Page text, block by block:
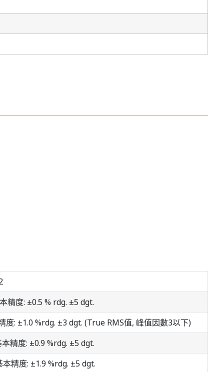
精度: ±0.5 % rdg. ±5 dgt.
度: ±1.0 %rdg. ±3 dgt. (True RMS值, 峰值因數3以下)
精度: ±0.9 %rdg. ±5 dgt.
精度: ±1.9 %rdg. ±5 dgt.